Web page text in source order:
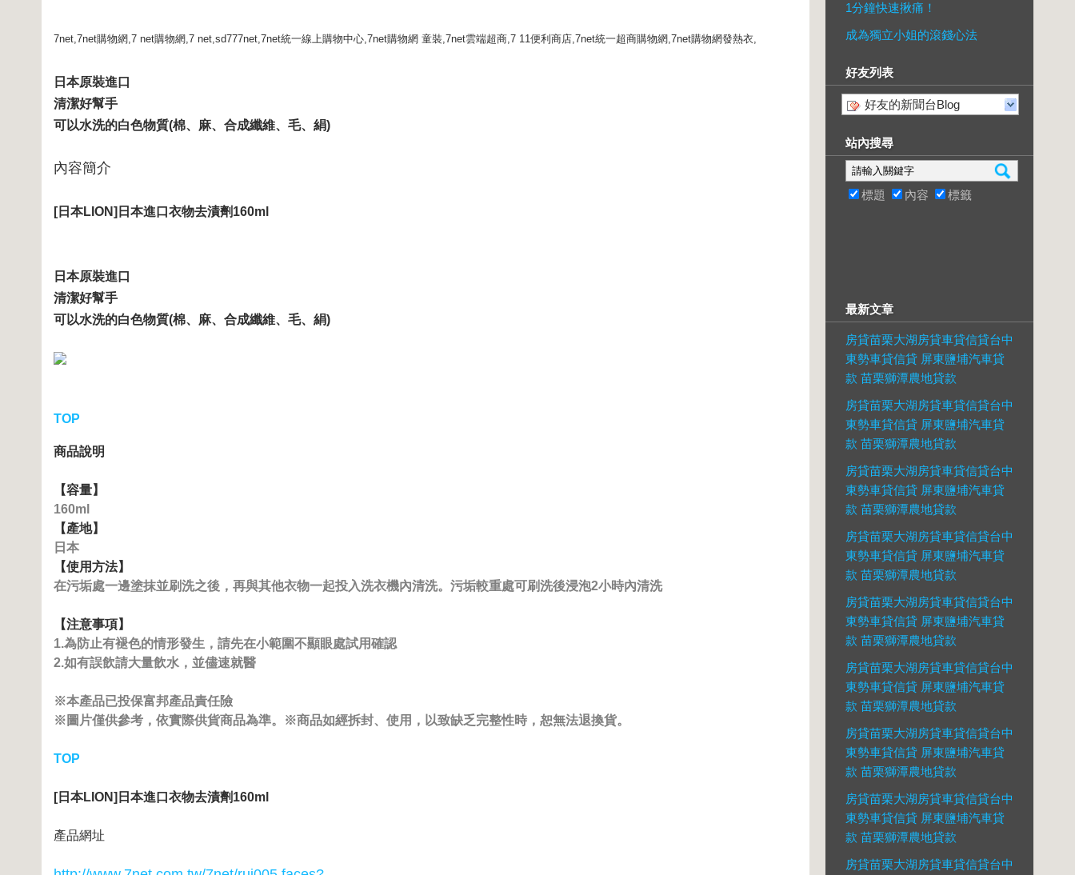
7net,7net購物網,7 net購物網,7 net,sd777net,7net統一線上購物中心,7net購物網 童裝,7net雲端超商,7 11便利商店,7net統一超商購物網,7net購物網發熱衣,
日本原裝進口
清潔好幫手
可以水洗的白色物質(棉、麻、合成纖維、毛、絹)
內容簡介
[日本LION]日本進口衣物去漬劑160ml
日本原裝進口
清潔好幫手
可以水洗的白色物質(棉、麻、合成纖維、毛、絹)
TOP
商品說明
【容量】
160ml
【產地】
日本
【使用方法】
在污垢處一邊塗抹並刷洗之後，再與其他衣物一起投入洗衣機內清洗。污垢較重處可刷洗後浸泡2小時內清洗
【注意事項】
1.為防止有褪色的情形發生，請先在小範圍不顯眼處試用確認
2.如有誤飲請大量飲水，並儘速就醫
※本產品已投保富邦產品責任險
※圖片僅供參考，依實際供貨商品為準。※商品如經拆封、使用，以致缺乏完整性時，恕無法退換貨。
TOP
[日本LION]日本進口衣物去漬劑160ml
產品網址
1分鐘快速揪痛！
成為獨立小姐的滾錢心法
好友列表
好友的新聞台Blog
站內搜尋
標題 內容 標籤
最新文章
房貸苗栗大湖房貸車貸信貸台中
東勢車貸信貸 屏東鹽埔汽車貸
款 苗栗獅潭農地貸款
房貸苗栗大湖房貸車貸信貸台中
東勢車貸信貸 屏東鹽埔汽車貸
款 苗栗獅潭農地貸款
房貸苗栗大湖房貸車貸信貸台中
東勢車貸信貸 屏東鹽埔汽車貸
款 苗栗獅潭農地貸款
房貸苗栗大湖房貸車貸信貸台中
東勢車貸信貸 屏東鹽埔汽車貸
款 苗栗獅潭農地貸款
房貸苗栗大湖房貸車貸信貸台中
東勢車貸信貸 屏東鹽埔汽車貸
款 苗栗獅潭農地貸款
房貸苗栗大湖房貸車貸信貸台中
東勢車貸信貸 屏東鹽埔汽車貸
款 苗栗獅潭農地貸款
房貸苗栗大湖房貸車貸信貸台中
東勢車貸信貸 屏東鹽埔汽車貸
款 苗栗獅潭農地貸款
房貸苗栗大湖房貸車貸信貸台中
東勢車貸信貸 屏東鹽埔汽車貸
款 苗栗獅潭農地貸款
房貸苗栗大湖房貸車貸信貸台中